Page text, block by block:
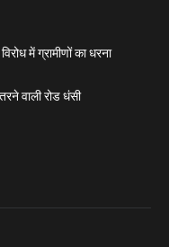
में ग्रामीणों का धरना
वाली रोड धंसी